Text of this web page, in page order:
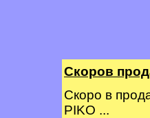
Скоров
Скоро в
PIKO ...